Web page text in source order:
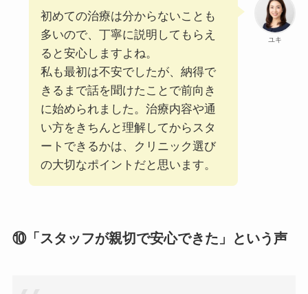
ユキ
初めての治療は分からないことも
多いので、丁寧に説明してもらえ
ると安心しますよね。
私も最初は不安でしたが、納得で
きるまで話を聞けたことで前向き
に始められました。治療内容や通
い方をきちんと理解してからスタ
ートできるかは、クリニック選び
の大切なポイントだと思います。
⑩「スタッフが親切で安心できた」という声